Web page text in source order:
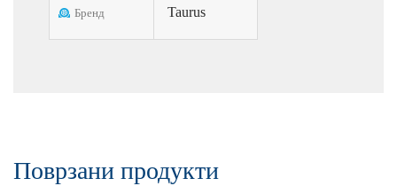
Бренд Taurus
Поврзани продукти